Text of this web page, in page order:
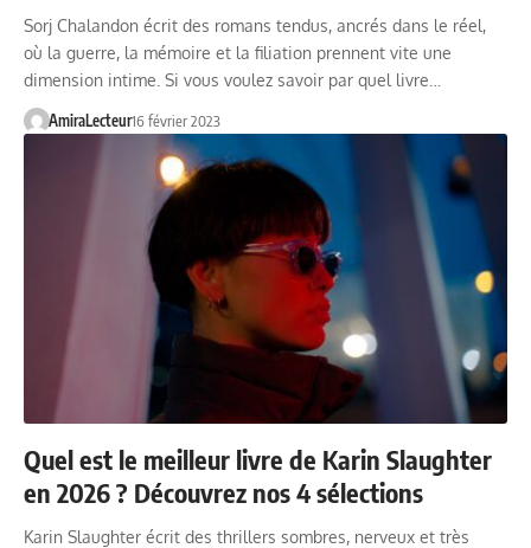
Sorj Chalandon écrit des romans tendus, ancrés dans le réel,
où la guerre, la mémoire et la filiation prennent vite une
dimension intime. Si vous voulez savoir par quel livre…
AmiraLecteur16 février 2023
Quel est le meilleur livre de Karin Slaughter
en 2026 ? Découvrez nos 4 sélections
Karin Slaughter écrit des thrillers sombres, nerveux et très